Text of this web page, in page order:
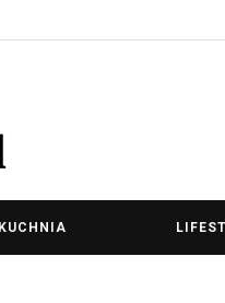
KUCHNIA